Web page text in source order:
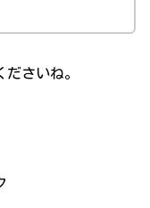
さいね。